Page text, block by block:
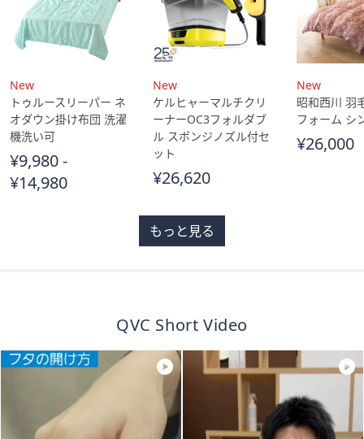
New
トゥルースリーパー ネ
オダウン掛け布団 洗濯
機洗い可
¥9,980 -
¥14,980
New
ケルヒャーマルチクリ
ーナーOC3フォルダブ
ル スポンジノズル付セ
ット
¥26,620
送
料
込
み
New
昭和西川 羽
フォーム シ
¥26,000
もっと見る
QVC Short Video